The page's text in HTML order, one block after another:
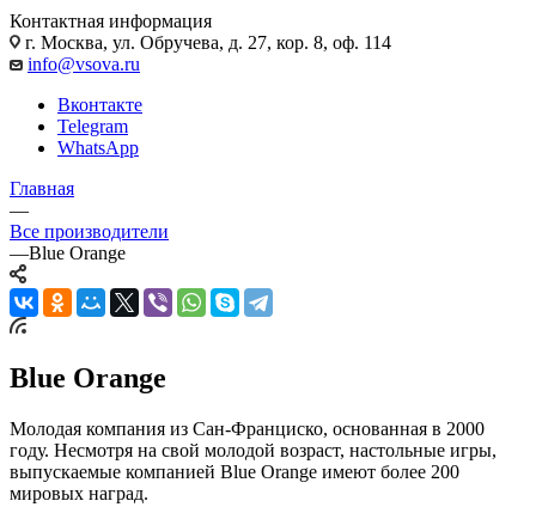
Контактная информация
г. Москва, ул. Обручева, д. 27, кор. 8, оф. 114
info@vsova.ru
Вконтакте
Telegram
WhatsApp
Главная
—
Все производители
—Blue Orange
Blue Orange
Молодая компания из Сан-Франциско, основанная в 2000
году. Несмотря на свой молодой возраст, настольные игры,
выпускаемые компанией Blue Orange имеют более 200
мировых наград.